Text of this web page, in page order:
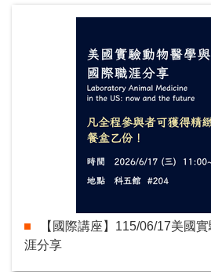
【國際講座】115/06/17美國
涯分享